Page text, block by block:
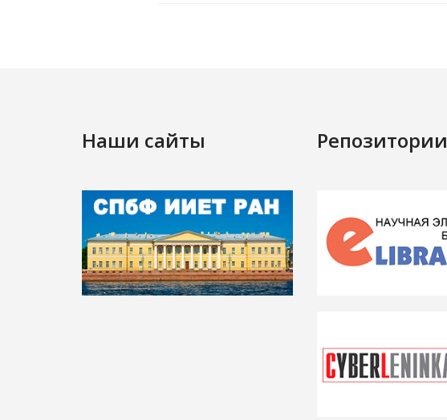
Наши сайты Репозитории